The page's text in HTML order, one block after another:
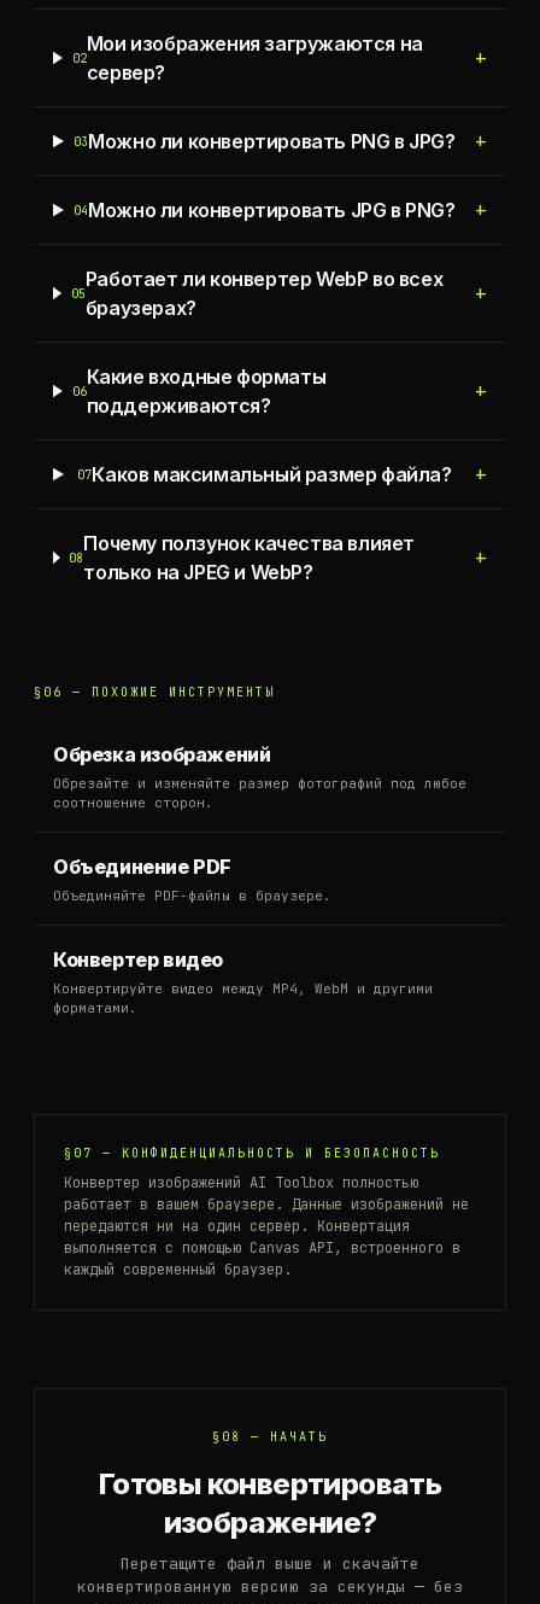
02
Мои изображения загружаются на
сервер?
+
03Можно ли конвертировать PNG в JPG? +
04Можно ли конвертировать JPG в PNG? +
05
Работает ли конвертер WebP во всех
браузерах?
+
06
Какие входные форматы
поддерживаются?
+
07Каков максимальный размер файла? +
08
Почему ползунок качества влияет
только на JPEG и WebP?
+
§06 — ПОХОЖИЕ ИНСТРУМЕНТЫ
Обрезка изображений
Обрезайте и изменяйте размер фотографий под любое
соотношение сторон.
Объединение PDF
Объединяйте PDF-файлы в браузере.
Конвертер видео
Конвертируйте видео между MP4, WebM и другими
форматами.
§07 — КОНФИДЕНЦИАЛЬНОСТЬ И БЕЗОПАСНОСТЬ
Конвертер изображений AI Toolbox полностью
работает в вашем браузере. Данные изображений не
передаются ни на один сервер. Конвертация
выполняется с помощью Canvas API, встроенного в
каждый современный браузер.
§08 — НАЧАТЬ
Готовы конвертировать
изображение?
Перетащите файл выше и скачайте
конвертированную версию за секунды — без